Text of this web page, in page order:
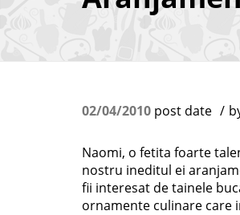
02/04/2010 post date
Naomi, o fetita foarte
nostru ineditul ei
fii interesat de tainele
ornamente culinare care